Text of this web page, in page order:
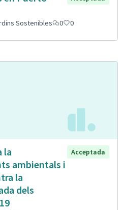
Sostenibles 0 0
la
ambientals i
la
dels
Acceptada